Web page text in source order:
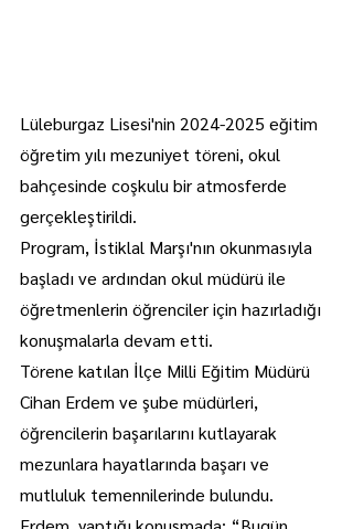
Lüleburgaz Lisesi'nin 2024-2025 eğitim
öğretim yılı mezuniyet töreni, okul
bahçesinde coşkulu bir atmosferde
gerçekleştirildi.
Program, İstiklal Marşı'nın okunmasıyla
başladı ve ardından okul müdürü ile
öğretmenlerin öğrenciler için hazırladığı
konuşmalarla devam etti.
Törene katılan İlçe Milli Eğitim Müdürü
Cihan Erdem ve şube müdürleri,
öğrencilerin başarılarını kutlayarak
mezunlara hayatlarında başarı ve
mutluluk temennilerinde bulundu.